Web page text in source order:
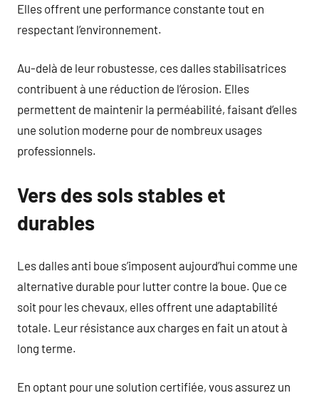
Elles offrent une performance constante tout en
respectant l’environnement.
Au-delà de leur robustesse, ces dalles stabilisatrices
contribuent à une réduction de l’érosion. Elles
permettent de maintenir la perméabilité, faisant d’elles
une solution moderne pour de nombreux usages
professionnels.
Vers des sols stables et
durables
Les dalles anti boue s’imposent aujourd’hui comme une
alternative durable pour lutter contre la boue. Que ce
soit pour les chevaux, elles offrent une adaptabilité
totale. Leur résistance aux charges en fait un atout à
long terme.
En optant pour une solution certifiée, vous assurez un